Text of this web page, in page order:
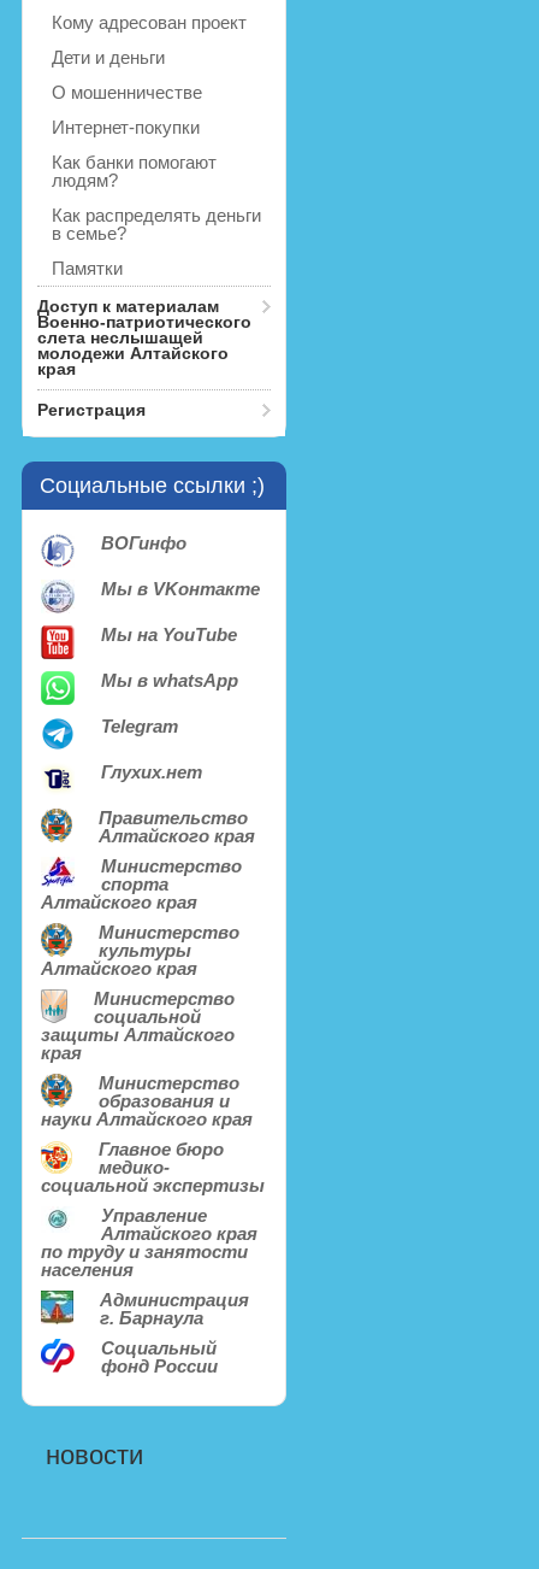
Кому адресован проект
Дети и деньги
О мошенничестве
Интернет-покупки
Как банки помогают
людям?
Как распределять деньги
в семье?
Памятки
Доступ к материалам
Военно-патриотического
слета неслышащей
молодежи Алтайского
края
Регистрация
Социальные ссылки ;)
ВОГинфо
Мы в VKонтакте
Мы на YouTube
Мы в whatsApp
Telegram
Глухих.нет
Правительство
Алтайского края
Министерство
спорта
Алтайского края
Министерство
культуры
Алтайского края
Министерство
социальной
защиты Алтайского
края
Министерство
образования и
науки Алтайского края
Главное бюро
медико-
социальной экспертизы
Управление
Алтайского края
по труду и занятости
населения
Администрация
г. Барнаула
Социальный
фонд России
новости